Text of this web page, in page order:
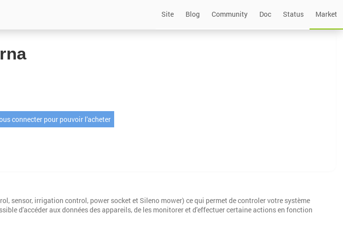
Site Blog Community Doc Status Market
connecter pour pouvoir l'acheter
sensor, irrigation control, power socket et Sileno mower) ce qui permet de controler votre système
d'accéder aux données des appareils, de les monitorer et d'effectuer certaine actions en fonction